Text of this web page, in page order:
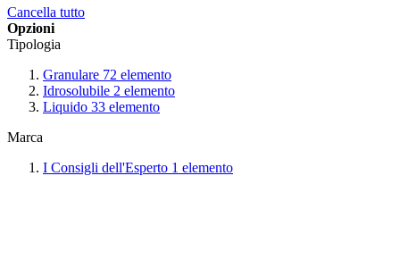
Cancella tutto
Opzioni
Tipologia
Granulare 72 elemento
Idrosolubile 2 elemento
Liquido 33 elemento
Marca
I Consigli dell'Esperto 1 elemento